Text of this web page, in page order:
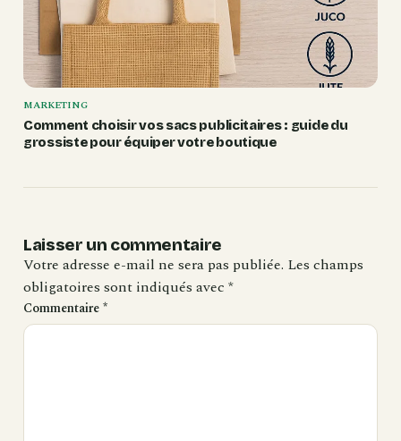
MARKETING
Comment choisir vos sacs publicitaires : guide du
grossiste pour équiper votre boutique
Laisser un commentaire
Votre adresse e-mail ne sera pas publiée. Les champs
obligatoires sont indiqués avec *
Commentaire*